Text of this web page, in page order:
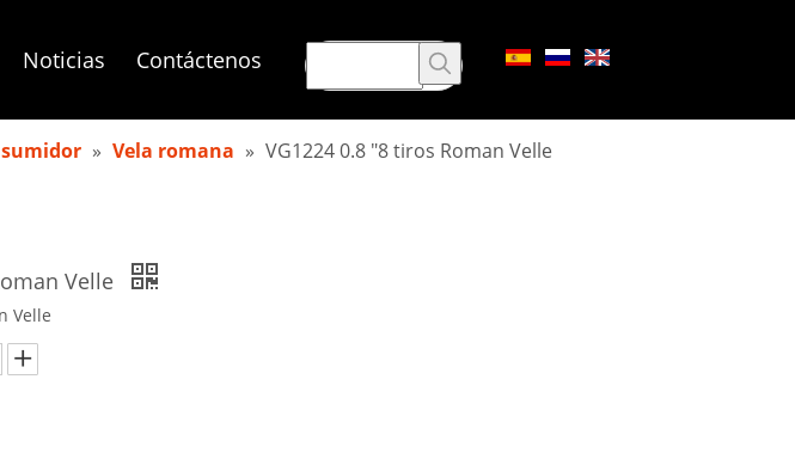
Noticias Contáctenos
» Vela romana » VG1224 0.8 "8 tiros Roman Velle
Velle
Velle